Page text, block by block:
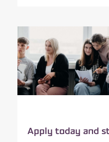
Apply today and